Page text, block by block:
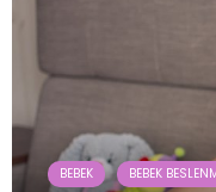
BEBEK BEBEK